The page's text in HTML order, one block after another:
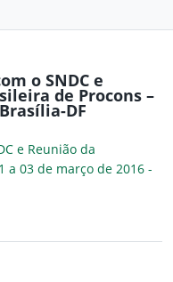
o SNDC e
de Procons –
DF
e Reunião da
a 03 de março de 2016 -